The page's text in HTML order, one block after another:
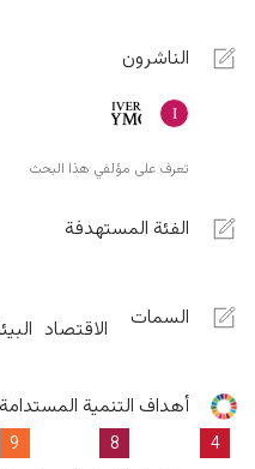
الناشرون
تعرف على مؤلفي هذا البحث
الفئة المستهدفة
السمات الاقتصاد البيئة
أهداف التنمية المستدامة
4